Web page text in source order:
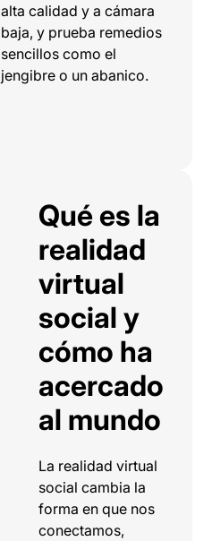
alta calidad y a cámara
baja, y prueba remedios
sencillos como el
jengibre o un abanico.
Qué es la
realidad
virtual
social y
cómo ha
acercado
al mundo
La realidad virtual
social cambia la
forma en que nos
conectamos,